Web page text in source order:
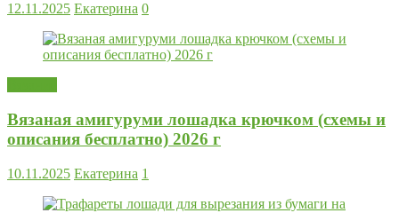
12.11.2025 Екатерина 0
Вязаная амигуруми лошадка крючком (схемы и
описания бесплатно) 2026 г
10.11.2025 Екатерина 1